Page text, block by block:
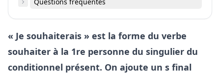
Questions fréquentes
« Je souhaiterais » est la forme du verbe
souhaiter à la 1re personne du singulier du
conditionnel présent. On ajoute un s final